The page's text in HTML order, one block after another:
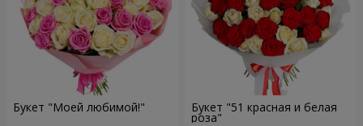
Букет "Моей любимой!" Букет "51 красная и белая
роза"